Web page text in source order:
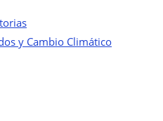
y Cambio Climático